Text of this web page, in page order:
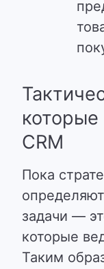
CRM
Пока
задачи —
которые
Таким